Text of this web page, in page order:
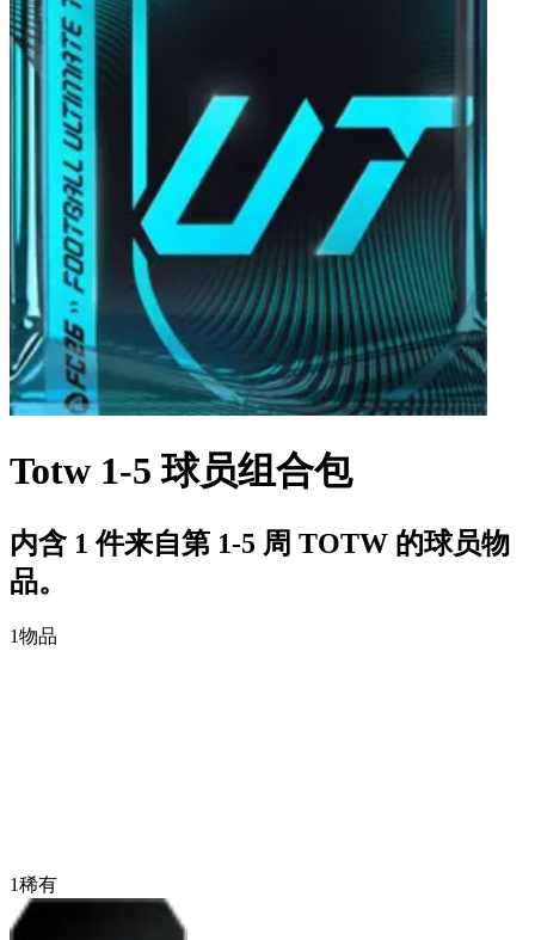
Totw 1-5 球员组合包
内含 1 件来自第 1-5 周 TOTW 的球员物
品。
1物品
1稀有